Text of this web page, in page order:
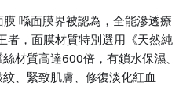
喺面膜界被認為，全能滲透療
者，面膜材質特別選用《天然純
材質高達600倍，有鎖水保濕、
、緊致肌膚、修復淡化紅血